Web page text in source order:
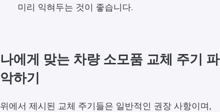
미리 익혀두는 것이 좋습니다.
나에게 맞는 차량 소모품 교체 주기 파
악하기
위에서 제시된 교체 주기들은 일반적인 권장 사항이며,